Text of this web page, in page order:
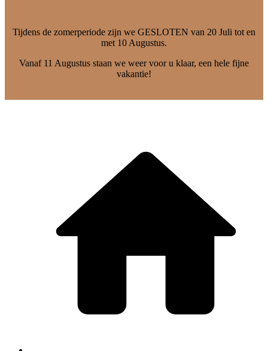
Tijdens de zomerperiode zijn we GESLOTEN van 20 Juli tot en
met 10 Augustus.
Vanaf 11 Augustus staan we weer voor u klaar, een hele fijne
vakantie!